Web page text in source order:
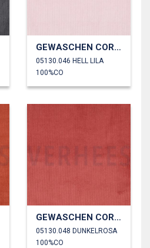
GEWASCHEN CORD 4.5W
05130.046 HELL LILA
100%CO
GEWASCHEN CORD 4.5W
05130.048 DUNKELROSA
100%CO